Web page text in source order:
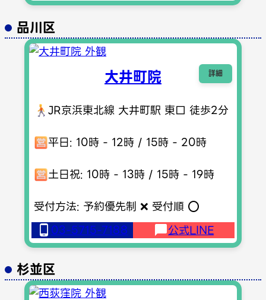
品川区
詳細
大井町院
JR京浜東北線 大井町駅 東口 徒歩2分
平日: 10時 - 12時 / 15時 - 20時
土日祝: 10時 - 13時 / 15時 - 19時
受付方法: 予約優先制 ❌ 受付順 ⭕️
03-5715-7188
公式LINE
杉並区